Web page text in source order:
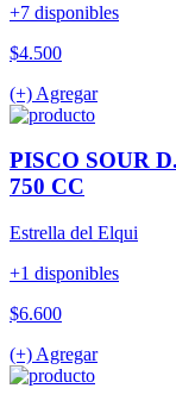
+7 disponibles
$4.500
(+) Agregar
PISCO SOUR
750 CC
Estrella del Elqui
+1 disponibles
$6.600
(+) Agregar